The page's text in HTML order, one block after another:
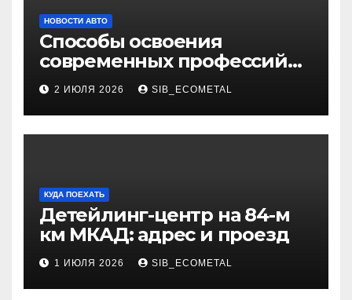
НОВОСТИ АВТО
Способы освоения
современных профессий
через онлайн-курсы
2 ИЮЛЯ 2026 SIB_ECOMETAL
КУДА ПОЕХАТЬ
Детейлинг-центр на 84-м
км МКАД: адрес и проезд
1 ИЮЛЯ 2026 SIB_ECOMETAL